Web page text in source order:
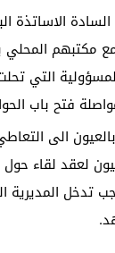
الاساتذة
مكتبهم المحلي
التي
فتح باب
الى
لعقد لقاء
تدخل